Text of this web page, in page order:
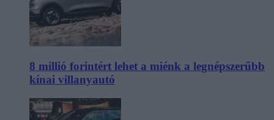
8 millió forintért lehet a miénk a legnépszerűbb
kínai villanyautó